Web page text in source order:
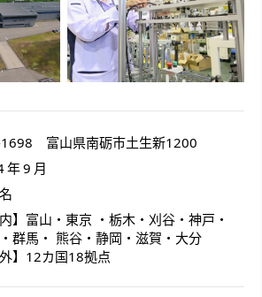
富山県南砺市土生新1200
年 9 月
内】富山・東京 ・栃木・刈谷・神戸・
群馬・ 熊谷・静岡・滋賀・大分
外】12カ国18拠点